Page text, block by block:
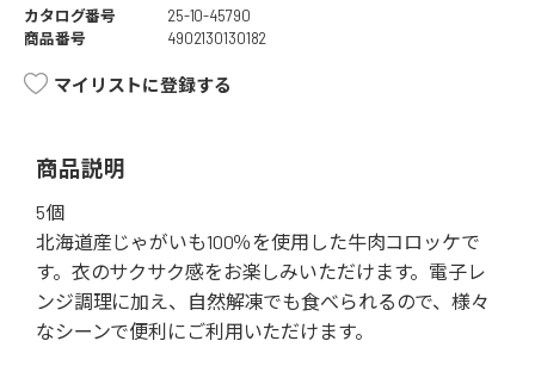
カタログ番号
25-10-45790
商品番号
4902130130182
マイリストに登録する
商品説明
5個
北海道産じゃがいも100％を使用した牛肉コロッケで
す。衣のサクサク感をお楽しみいただけます。電子レ
ンジ調理に加え、自然解凍でも食べられるので、様々
なシーンで便利にご利用いただけます。